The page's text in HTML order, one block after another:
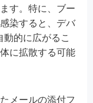
す。特に、ブー
染すると、デバ
的に広がるこ
に拡散する可能
メールの添付フ